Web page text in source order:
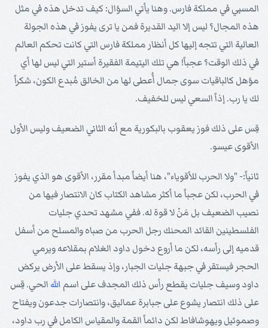
المسبي في مملكة فارس. وهنا يأتي السؤال: كيف تدخل هذه في مثل
هذه المجال؟ ليس إلا اليد القديرة فمن يا ترى يفوز في هذه الجولة
العالية التي تتجه إليها كل أنظار مملكة فارس التي كانت تحكم العالم
في ذلك الوقت؟ عجباً! هي تلك اليتيمة الفقيرة أستير التي ليس لها أي
مؤهل كالباقيات سوى جمال أُعطى لها من الخالق مُبدع الكون، شكراً
لك يا رب. إذاً السعي ليس للخفيف.
قِس على ذلك فوز يعقوب بالبكورية مع أنه الثاني الضعيف وليس الأول
الأقوى عيسو.
ثانياً:- "ولا الحرب للأقوياء"، هنا أيضاً مبدأ مقرر، الأقوى هو الذي يفوز
في الحرب، لكن عجباً ما أكثر مشاهد الكتاب كان الانتصار فيها من
نصيب الضعيف بل مَنْ لا قوة له. ففي مشهد تحدي جليات
الفلسطينين القائد المحنك رجل الحرب من صباه والمسلح من أسفل
قدميه إلى رأسه، لكن ما أروع دخول داود الغلام بمقلاعه ويرمي
الحجر فيستقر في جبهة جليات الجبار، وإذ يسقط على الأرض يركض
داود وسيف جليات يقطع رأس ذلك المجدف على اسم الله الحي. قِس
على ذلك انتصار يشوع على جبابرة عماليق، وانتصارات جدعون ويفتاح
وصموئيل ويهوشافاط لكن دائماً القمة والمقياس الكامل في رب داود،